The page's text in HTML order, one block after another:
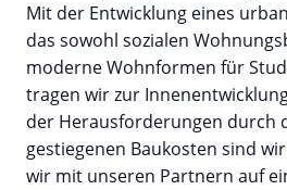
Mit der Entwicklung eines
das sowohl sozialen
moderne Wohnformen für
tragen wir zur
der Herausforderungen durch
gestiegenen Baukosten sind
wir mit unseren Partnern auf